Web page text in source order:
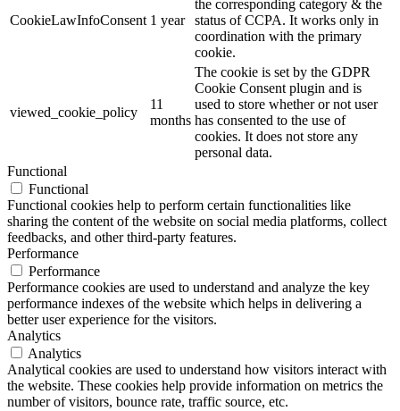
CookieLawInfoConsent 1 year
the corresponding category & the
status of CCPA. It works only in
coordination with the primary
cookie.
viewed_cookie_policy
11
months
The cookie is set by the GDPR
Cookie Consent plugin and is
used to store whether or not user
has consented to the use of
cookies. It does not store any
personal data.
Functional
Functional
Functional cookies help to perform certain functionalities like
sharing the content of the website on social media platforms, collect
feedbacks, and other third-party features.
Performance
Performance
Performance cookies are used to understand and analyze the key
performance indexes of the website which helps in delivering a
better user experience for the visitors.
Analytics
Analytics
Analytical cookies are used to understand how visitors interact with
the website. These cookies help provide information on metrics the
number of visitors, bounce rate, traffic source, etc.